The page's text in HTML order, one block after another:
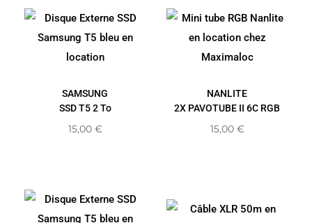
SAMSUNG
SSD T5 2 To
15,00 €
NANLITE
2X PAVOTUBE II 6C RGB
15,00 €